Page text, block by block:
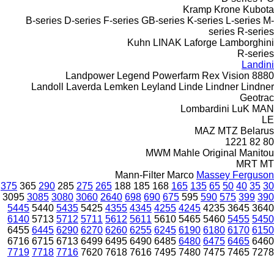
Kramp Krone Kubota
B-series D-series F-series GB-series K-series L-series M-
series R-series
Kuhn LINAK Laforge Lamborghini
R-series
Landini
8880
Landpower Legend Powerfarm Rex Vision
Landoll
Laverda Lemken Leyland Linde Lindner Lindner
Geotrac
Lombardini LuK MAN
LE
MAZ MTZ Belarus
80
82
1221
MWM Mahle Original
Manitou
MRT MT
Mann-Filter Marco Massey Ferguson
30
35
40
50
65
135
165
168
185
188
265
275
285
290
365
375
390
399
575
590
595
675
690
698
2640
3060
3080
3085
3095
3640
3645
4235
4245
4255
4345
4355
5425
5435
5440
5445
5450
5455
5460
5465
5610
5611
5612
5711
5712
5713
6140
6150
6170
6180
6190
6245
6255
6260
6270
6290
6445
6455
6460
6465
6475
6480
6485
6490
6495
6499
6713
6715
6716
7278
7465
7475
7480
7495
7616
7618
7620
7716
7718
7719